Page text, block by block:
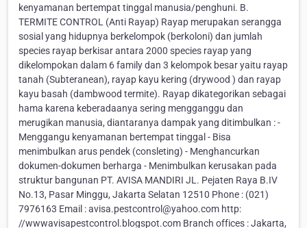
kenyamanan bertempat tinggal manusia/penghuni. B.
TERMITE CONTROL (Anti Rayap) Rayap merupakan serangga
sosial yang hidupnya berkelompok (berkoloni) dan jumlah
species rayap berkisar antara 2000 species rayap yang
dikelompokan dalam 6 family dan 3 kelompok besar yaitu rayap
tanah (Subteranean), rayap kayu kering (drywood ) dan rayap
kayu basah (dambwood termite). Rayap dikategorikan sebagai
hama karena keberadaanya sering mengganggu dan
merugikan manusia, diantaranya dampak yang ditimbulkan : -
Menggangu kenyamanan bertempat tinggal - Bisa
menimbulkan arus pendek (consleting) - Menghancurkan
dokumen-dokumen berharga - Menimbulkan kerusakan pada
struktur bangunan PT. AVISA MANDIRI JL. Pejaten Raya B.IV
No.13, Pasar Minggu, Jakarta Selatan 12510 Phone : (021)
7976163 Email : avisa.pestcontrol@yahoo.com http:
//wwwavisapestcontrol.blogspot.com Branch offices : Jakarta,